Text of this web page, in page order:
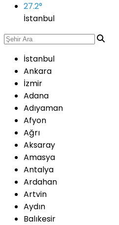
27.2°
İstanbul
İstanbul
Ankara
İzmir
Adana
Adıyaman
Afyon
Ağrı
Aksaray
Amasya
Antalya
Ardahan
Artvin
Aydın
Balıkesir